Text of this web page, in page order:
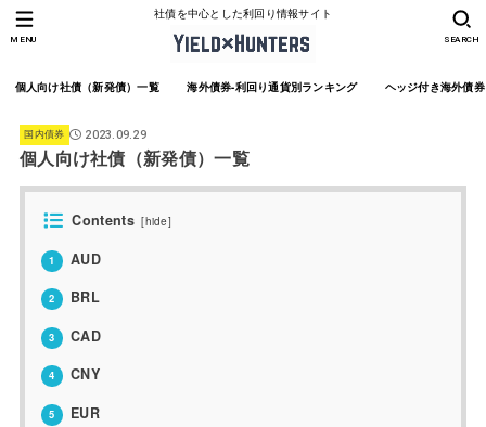
社債を中心とした利回り情報サイト
個人向け社債（新発債）一覧 海外債券-利回り通貨別ランキング ヘッジ付き海外債
SEARCH
MENU
国内債券 2023.09.29
個人向け社債（新発債）一覧
Contents [hide]
1 AUD
2 BRL
3 CAD
4 CNY
5 EUR